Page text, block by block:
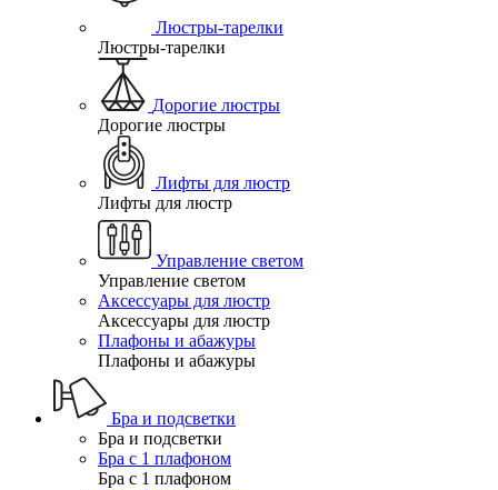
Люстры-тарелки
Люстры-тарелки
Дорогие люстры
Дорогие люстры
Лифты для люстр
Лифты для люстр
Управление светом
Управление светом
Аксессуары для люстр
Аксессуары для люстр
Плафоны и абажуры
Плафоны и абажуры
Бра и подсветки
Бра и подсветки
Бра с 1 плафоном
Бра с 1 плафоном